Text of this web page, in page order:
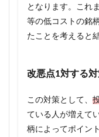
となります。これ
等の低コストの銘
たことを考えると
改悪点1対する
この対策として、
ている人が増えて
柄によってポイン